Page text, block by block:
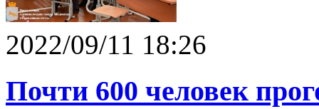
2022/09/11 18:26
Почти 600 человек